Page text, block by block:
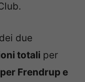
due
totali per
Frendrup e